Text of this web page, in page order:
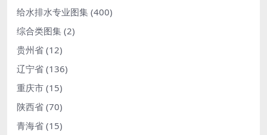
给水排水专业图集 (400)
综合类图集 (2)
贵州省 (12)
辽宁省 (136)
重庆市 (15)
陕西省 (70)
青海省 (15)